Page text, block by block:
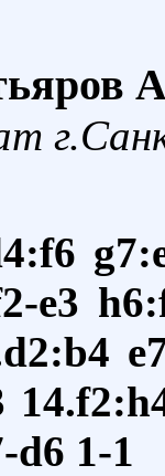
e3
d6 1-1